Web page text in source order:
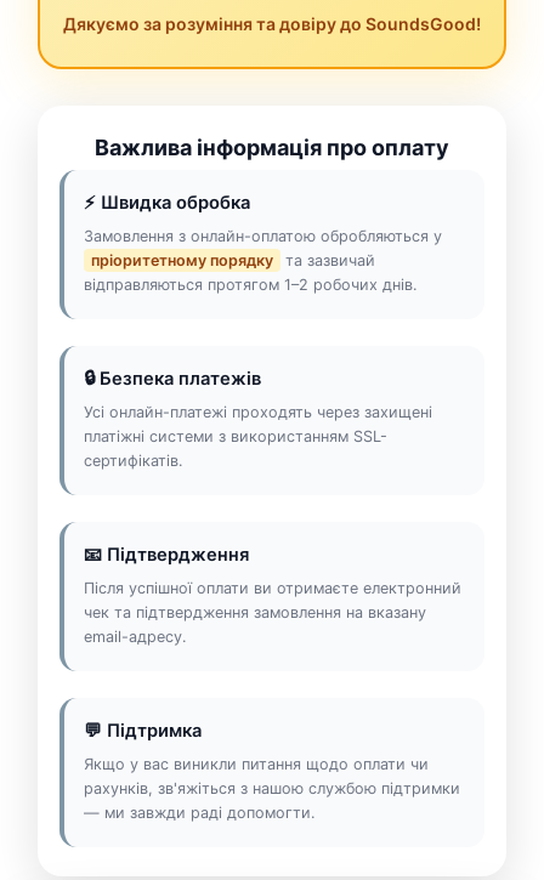
Дякуємо за розуміння та довіру до SoundsGood!
Важлива інформація про оплату
⚡ Швидка обробка
Замовлення з онлайн-оплатою обробляються у
пріоритетному порядку
та зазвичай
відправляються протягом 1–2 робочих днів.
🔒 Безпека платежів
Усі онлайн-платежі проходять через захищені
платіжні системи з використанням SSL-
сертифікатів.
📧 Підтвердження
Після успішної оплати ви отримаєте електронний
чек та підтвердження замовлення на вказану
email-адресу.
💬 Підтримка
Якщо у вас виникли питання щодо оплати чи
рахунків, зв'яжіться з нашою службою підтримки
— ми завжди раді допомогти.